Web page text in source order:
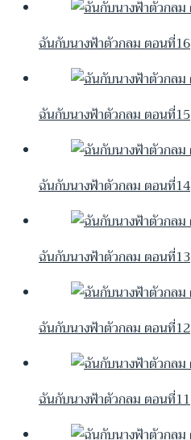
ฉันกับนางฟ้าตัวกลม ตอนที่16
ฉันกับนางฟ้าตัวกลม ตอนที่15
ฉันกับนางฟ้าตัวกลม ตอนที่14
ฉันกับนางฟ้าตัวกลม ตอนที่13
ฉันกับนางฟ้าตัวกลม ตอนที่12
ฉันกับนางฟ้าตัวกลม ตอนที่11